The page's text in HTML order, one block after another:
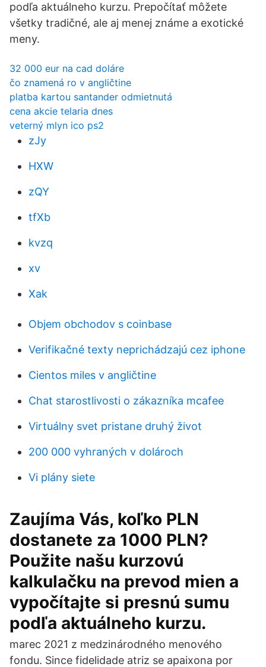
podľa aktuálneho kurzu. Prepočítať môžete
všetky tradičné, ale aj menej známe a exotické
meny.
32 000 eur na cad doláre
čo znamená ro v angličtine
platba kartou santander odmietnutá
cena akcie telaria dnes
veterný mlyn ico ps2
zJy
HXW
zQY
tfXb
kvzq
xv
Xak
Objem obchodov s coinbase
Verifikačné texty neprichádzajú cez iphone
Cientos miles v angličtine
Chat starostlivosti o zákazníka mcafee
Virtuálny svet pristane druhý život
200 000 vyhraných v dolároch
Vi plány siete
Zaujíma Vás, koľko PLN
dostanete za 1000 PLN?
Použite našu kurzovú
kalkulačku na prevod mien a
vypočítajte si presnú sumu
podľa aktuálneho kurzu.
marec 2021 z medzinárodného menového
fondu. Since fidelidade atriz se apaixona por